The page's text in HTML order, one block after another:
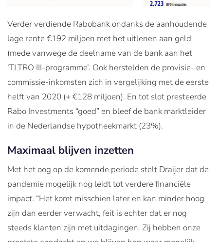
Verder verdiende Rabobank ondanks de aanhoudende
lage rente €192 miljoen met het uitlenen aan geld
(mede vanwege de deelname van de bank aan het
‘TLTRO III-programme’. Ook herstelden de provisie- en
commissie-inkomsten zich in vergelijking met de eerste
helft van 2020 (+ €128 miljoen). En tot slot presteerde
Rabo Investments “goed” en bleef de bank marktleider
in de Nederlandse hypotheekmarkt (23%).
Maximaal blijven inzetten
Met het oog op de komende periode stelt Draijer dat de
pandemie mogelijk nog leidt tot verdere financiële
impact. “Het komt misschien later en kan minder hoog
zijn dan eerder verwacht, feit is echter dat er nog
steeds klanten zijn met uitdagingen. Zij hebben onze